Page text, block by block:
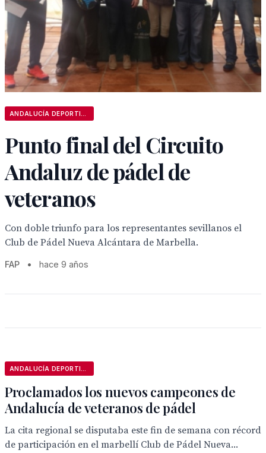
Punto final del Circuito
Andaluz de pádel de
veteranos
Con doble triunfo para los representantes sevillanos el
Club de Pádel Nueva Alcántara de Marbella.
FAP • hace 9 años
Proclamados los nuevos campeones de
Andalucía de veteranos de pádel
La cita regional se disputaba este fin de semana con récord
de participación en el marbellí Club de Pádel Nueva...